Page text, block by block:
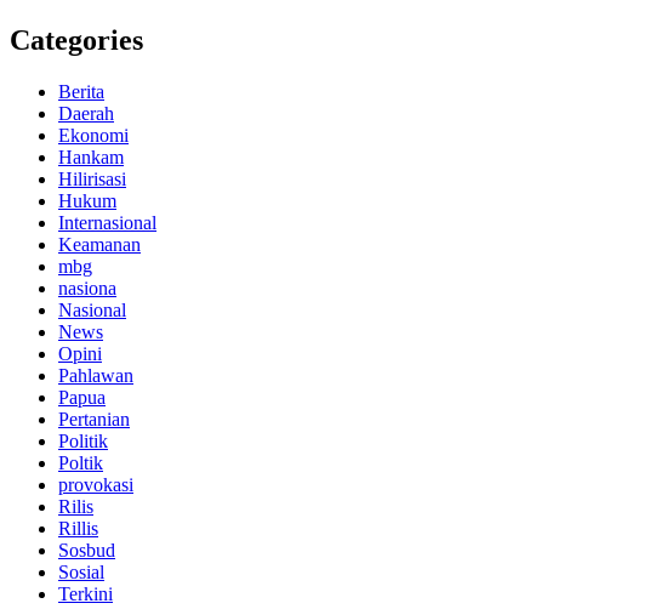
Categories
Berita
Daerah
Ekonomi
Hankam
Hilirisasi
Hukum
Internasional
Keamanan
mbg
nasiona
Nasional
News
Opini
Pahlawan
Papua
Pertanian
Politik
Poltik
provokasi
Rilis
Rillis
Sosbud
Sosial
Terkini